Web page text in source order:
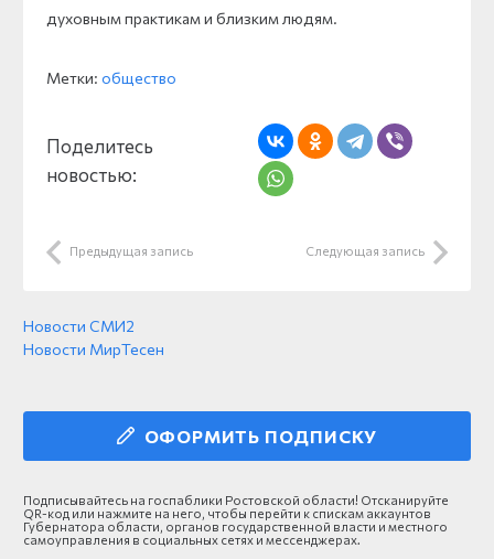
духовным практикам и близким людям.
Метки: общество
Поделитесь
новостью:
Предыдущая запись Следующая запись
Новости СМИ2
Новости МирТесен
ОФОРМИТЬ ПОДПИСКУ
Подписывайтесь на госпаблики Ростовской области! Отсканируйте
QR-код или нажмите на него, чтобы перейти к спискам аккаунтов
Губернатора области, органов государственной власти и местного
самоуправления в социальных сетях и мессенджерах.